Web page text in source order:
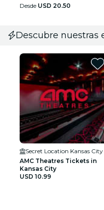
Desde USD 20.50
Descubre nuestras
Secret Location Kansas City
AMC Theatres Tickets in
Kansas City
USD 10.99